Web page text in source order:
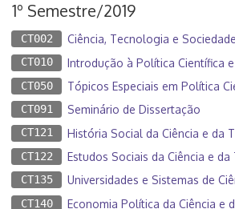
1º Semestre/2019
CT002 Ciência, Tecnologia e Sociedade
CT010 Introdução à Política Científica
CT050 Tópicos Especiais em Política
CT091 Seminário de Dissertação
CT121 História Social da Ciência e da
CT122 Estudos Sociais da Ciência e
CT135 Universidades e Sistemas de
CT140 Economia Política da Ciência e